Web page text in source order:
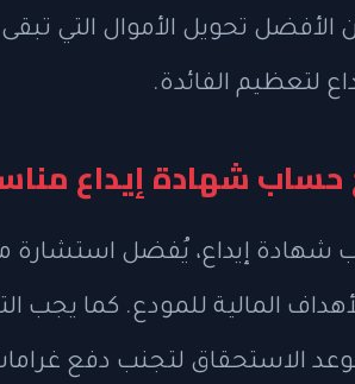
الأفضل تحويل الأموال التي
لتعظيم الفائدة.
حساب شهادة إيداع
إيداع، يُفضل استشارة
المالية للمودع. كما يجب
الاستحقاق لتجنب دفع